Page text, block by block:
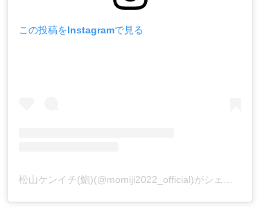
この投稿をInstagramで見る